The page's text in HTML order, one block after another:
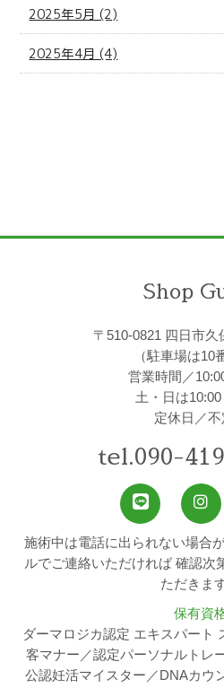
2025年5月 (2)
2025年4月 (4)
Shop
〒510-0821 四日市久
（駐車場は10
営業時間／
土・日は
定休日／不
tel.090-
施術中は電話に出られない場合
ルでご連絡いただければ 確認次
ただきま
保有資
ダーマロジカ認定 エキスパート
客マナー／認定パーソナルトレ
公認妊活マイスター／DNAカウ